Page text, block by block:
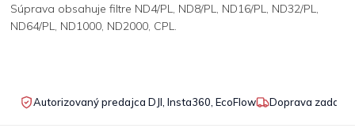
Súprava obsahuje filtre ND4/PL, ND8/PL, ND16/PL, ND32/PL,
ND64/PL, ND1000, ND2000, CPL.
Autorizovaný predajca DJI, Insta360, EcoFlow Doprava